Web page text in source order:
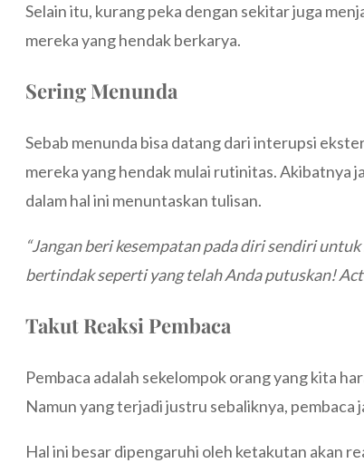
Selain itu, kurang peka dengan sekitar juga
mereka yang hendak berkarya.
Sering Menunda
Sebab menunda bisa datang dari interupsi
mereka yang hendak mulai rutinitas. Akibatnya
dalam hal ini menuntaskan tulisan.
“Jangan beri kesempatan pada diri sendiri
bertindak seperti yang telah Anda putuskan!
Takut Reaksi Pembaca
Pembaca adalah sekelompok orang yang kita
Namun yang terjadi justru sebaliknya,
Hal ini besar dipengaruhi oleh ketakutan akan